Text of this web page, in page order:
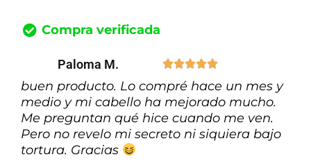
Compra verificada
Paloma M. 
buen producto. Lo compré hace un mes y
medio y mi cabello ha mejorado mucho.
Me preguntan qué hice cuando me ven.
Pero no revelo mi secreto ni siquiera bajo
tortura. Gracias